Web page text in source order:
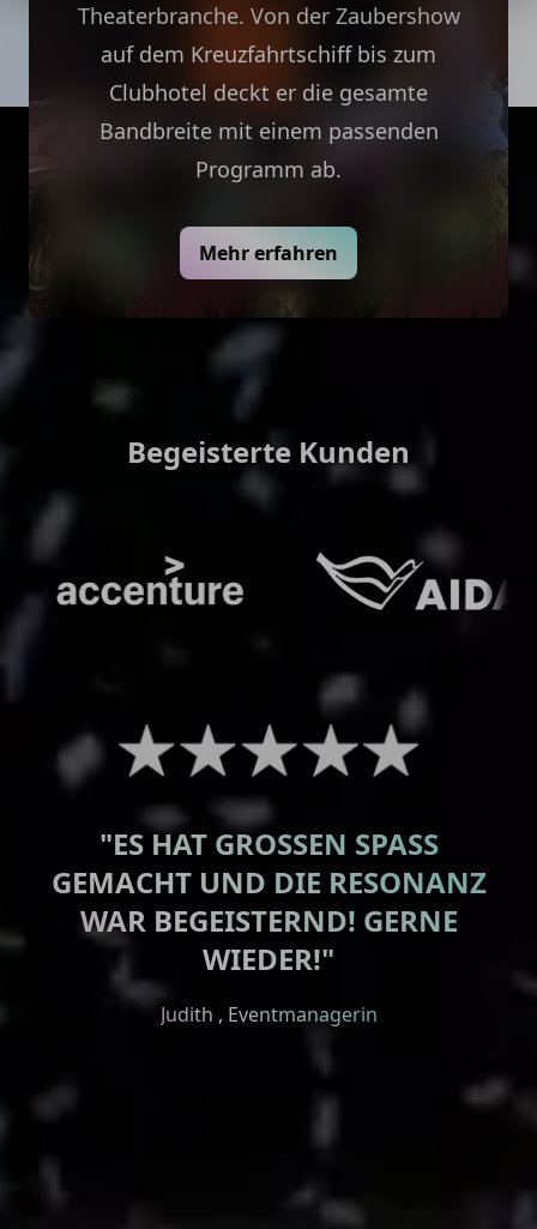
Theaterbranche. Von der Zaubershow
auf dem Kreuzfahrtschiff bis zum
Clubhotel deckt er die gesamte
Bandbreite mit einem passenden
Programm ab.
Mehr erfahren
Begeisterte Kunden
"ES HAT GROSSEN SPASS GE
MACHT UND DIE RESONANZ WA
R BEGEISTERND! GERNE WI
EDER!"
Judith , Eventmanagerin
Wetterauer Zeitung
Kreis Anzeiger
Odenwälder Zeitung
Lauterbacher Anzeiger